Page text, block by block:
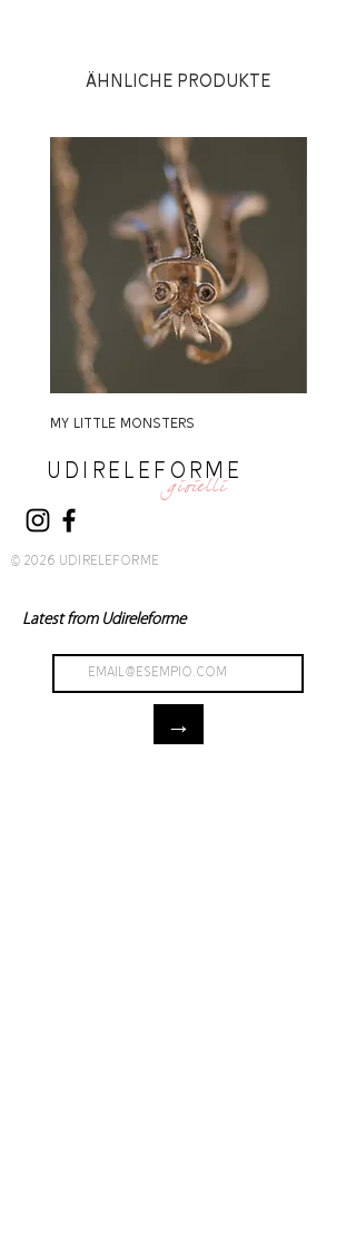
Ähnliche Produkte
MY LITTLE MONSTERS
UDIRELEFORME
gioielli
© 2026 UDIRELEFORME
Latest from Udireleforme
→